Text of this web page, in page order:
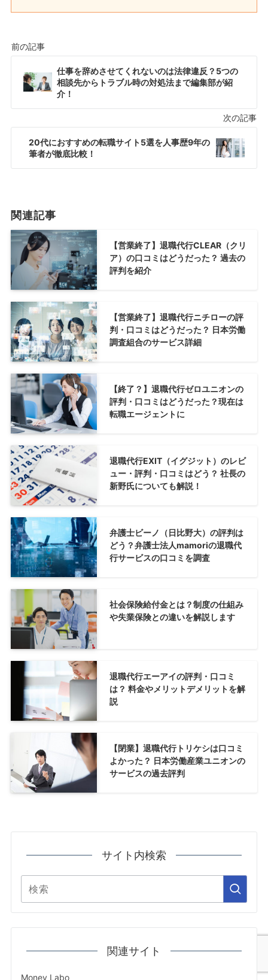
仕事を辞めさせてくれないのは法律違反？5つの
相談先からトラブル時の対処法まで編集部が紹
介！
20代におすすめの転職サイト5選を人事歴9年の
筆者が徹底比較！
関連記事
【営業終了】退職代行CLEAR（クリ
ア）の口コミはどうだった？ 過去の
評判を紹介
【営業終了】退職代行ニチローの評
判・口コミはどうだった？ 日本労働
調査組合のサービス詳細
【終了？】退職代行ゼロユニオンの
評判・口コミはどうだった？現在は
転職エージェントに
退職代行EXIT（イグジット）のレビ
ュー・評判・口コミはどう？ 社長の
新野氏についても解説！
弁護士ビーノ（日比野大）の評判は
どう？弁護士法人mamoriの退職代
行サービスの口コミを調査
社会保険給付金とは？制度の仕組み
や失業保険との違いを解説します
退職代行エーアイの評判・口コミ
は？ 料金やメリットデメリットを解
説
【閉業】退職代行トリケシは口コミ
よかった？ 日本労働産業ユニオンの
サービスの過去評判
サイト内検索
関連サイト
Money Labo